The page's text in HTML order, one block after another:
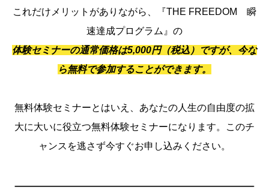
これだけメリットがありながら、『THE FREEDOM 瞬
速達成プログラム』の
体験セミナーの通常価格は5,000円（税込）ですが、今な
ら無料で参加することができます。
無料体験セミナーとはいえ、あなたの人生の自由度の拡
大に大いに役立つ無料体験セミナーになります。このチ
ャンスを逃さず今すぐお申し込みください。